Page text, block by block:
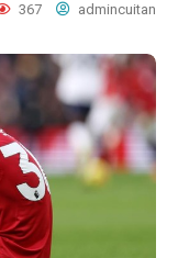
367 admincuitan